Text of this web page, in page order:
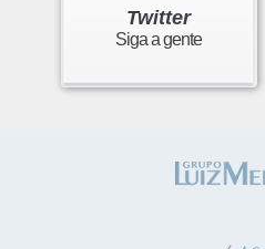
Twitter
Siga a gente